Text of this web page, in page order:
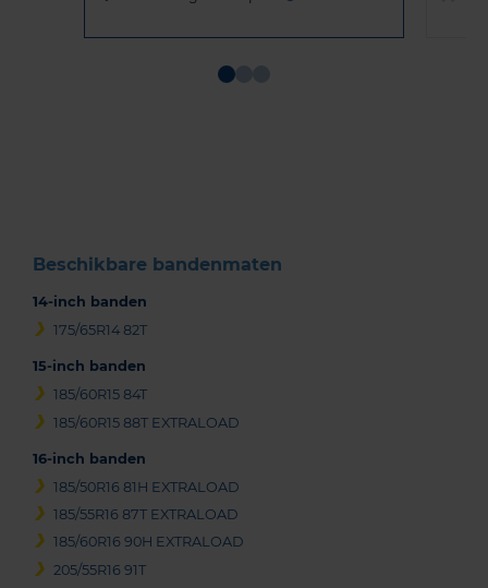
Beschikbare bandenmaten
14-inch banden
175/65R14 82T
15-inch banden
185/60R15 84T
185/60R15 88T EXTRALOAD
16-inch banden
185/50R16 81H EXTRALOAD
185/55R16 87T EXTRALOAD
185/60R16 90H EXTRALOAD
205/55R16 91T